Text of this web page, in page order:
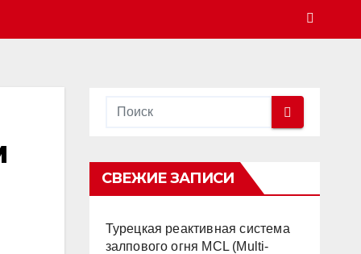
СВЕЖИЕ ЗАПИСИ
Турецкая реактивная система
залпового огня MCL (Multi-